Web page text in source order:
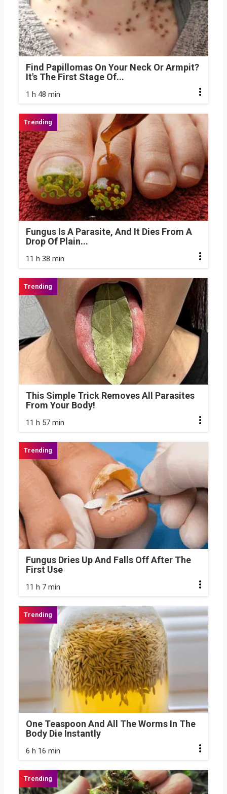
Find Papillomas On Your Neck Or Armpit?
It's The First Stage Of...
1 h 48 min
Fungus Is A Parasite, And It Dies From A
Drop Of Plain...
11 h 38 min
This Simple Trick Removes All Parasites
From Your Body!
11 h 57 min
Fungus Dries Up And Falls Off After The
First Use
11 h 7 min
One Teaspoon And All The Worms In The
Body Die Instantly
6 h 16 min